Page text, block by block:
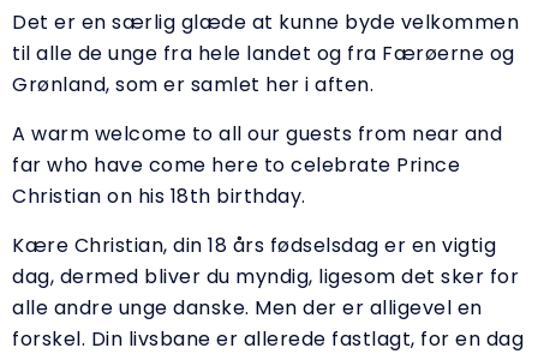
Det er en særlig glæde at kunne byde velkommen
til alle de unge fra hele landet og fra Færøerne og
Grønland, som er samlet her i aften.
A warm welcome to all our guests from near and
far who have come here to celebrate Prince
Christian on his 18th birthday.
Kære Christian, din 18 års fødselsdag er en vigtig
dag, dermed bliver du myndig, ligesom det sker for
alle andre unge danske. Men der er alligevel en
forskel. Din livsbane er allerede fastlagt, for en dag